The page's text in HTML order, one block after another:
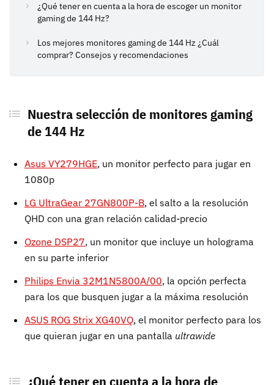
¿Qué tener en cuenta a la hora de escoger un monitor
gaming de 144 Hz?
Los mejores monitores gaming de 144 Hz ¿Cuál
comprar? Consejos y recomendaciones
Nuestra selección de monitores gaming
de 144 Hz
Asus VY279HGE, un monitor perfecto para jugar en
1080p
LG UltraGear 27GN800P-B, el salto a la resolución
QHD con una gran relación calidad-precio
Ozone DSP27, un monitor que incluye un holograma
en su parte inferior
Philips Envia 32M1N5800A/00, la opción perfecta
para los que busquen jugar a la máxima resolución
ASUS ROG Strix XG40VQ, el monitor perfecto para los
que quieran jugar en una pantalla ultrawide
¿Qué tener en cuenta a la hora de